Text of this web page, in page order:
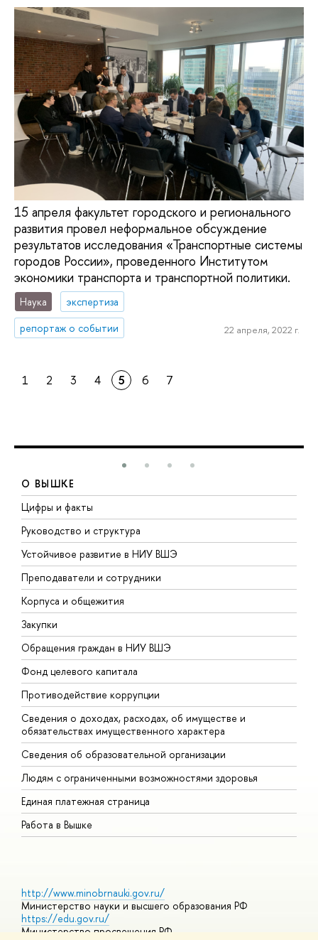
15 апреля факультет городского и регионального
развития провел неформальное обсуждение
результатов исследования «Транспортные системы
городов России», проведенного Институтом
экономики транспорта и транспортной политики.
Наука
экспертиза
репортаж о событии
22 апреля, 2022 г.
1 2 3 4 5 6 7
О ВЫШКЕ
Цифры и факты
Руководство и структура
Устойчивое развитие в НИУ ВШЭ
Преподаватели и сотрудники
Корпуса и общежития
Закупки
Обращения граждан в НИУ ВШЭ
Фонд целевого капитала
Противодействие коррупции
Сведения о доходах, расходах, об имуществе и
обязательствах имущественного характера
Сведения об образовательной организации
Людям с ограниченными возможностями здоровья
Единая платежная страница
Работа в Вышке
http://www.minobrnauki.gov.ru/
Министерство науки и высшего образования РФ
https://edu.gov.ru/
Министерство просвещения РФ